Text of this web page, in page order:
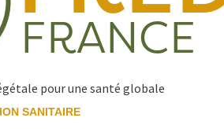
pour une santé globale
SANITAIRE